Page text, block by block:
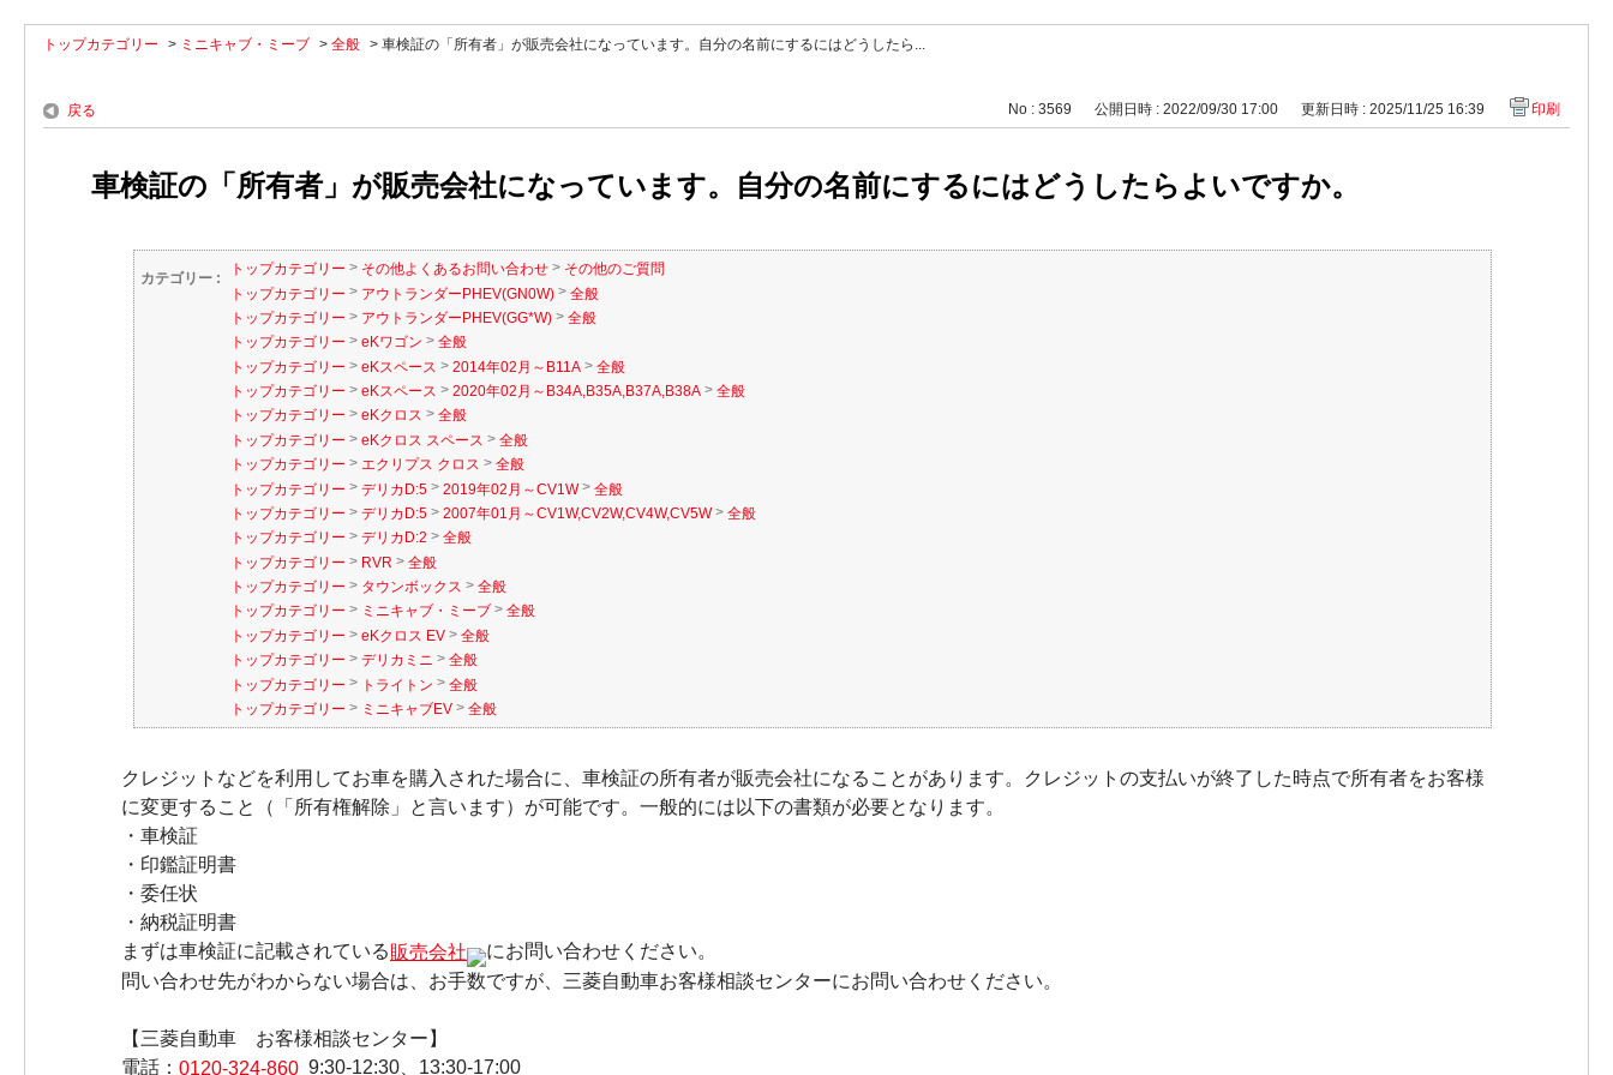
トップカテゴリー > ミニキャブ・ミーブ > 全般 > 車検証の「所有者」が販売会社になっています。自分の名前にするにはどうしたら...
戻る No : 3569 公開日時 : 2022/09/30 17:00 更新日時 : 2025/11/25 16:39 印刷
車検証の「所有者」が販売会社になっています。自分の名前にするにはどうしたらよいですか。
カテゴリー :
トップカテゴリー > その他よくあるお問い合わせ > その他のご質問
トップカテゴリー > アウトランダーPHEV(GN0W) > 全般
トップカテゴリー > アウトランダーPHEV(GG*W) > 全般
トップカテゴリー > eKワゴン > 全般
トップカテゴリー > eKスペース > 2014年02月～B11A > 全般
トップカテゴリー > eKスペース > 2020年02月～B34A,B35A,B37A,B38A > 全般
トップカテゴリー > eKクロス > 全般
トップカテゴリー > eKクロス スペース > 全般
トップカテゴリー > エクリプス クロス > 全般
トップカテゴリー > デリカD:5 > 2019年02月～CV1W> 全般
トップカテゴリー > デリカD:5 > 2007年01月～CV1W,CV2W,CV4W,CV5W> 全般
トップカテゴリー > デリカD:2 > 全般
トップカテゴリー > RVR > 全般
トップカテゴリー > タウンボックス > 全般
トップカテゴリー > ミニキャブ・ミーブ > 全般
トップカテゴリー > eKクロス EV > 全般
トップカテゴリー > デリカミニ > 全般
トップカテゴリー > トライトン > 全般
トップカテゴリー > ミニキャブEV > 全般
クレジットなどを利用してお車を購入された場合に、車検証の所有者が販売会社になることがあります。クレジットの支払いが終了した時点で所有者をお客様
に変更すること（「所有権解除」と言います）が可能です。一般的には以下の書類が必要となります。
・車検証
・印鑑証明書
・委任状
・納税証明書
まずは車検証に記載されている販売会社
にお問い合わせください。
問い合わせ先がわからない場合は、お手数ですが、三菱自動車お客様相談センターにお問い合わせください。
【三菱自動車 お客様相談センター】
電話： 0120-324-860 9:30-12:30、13:30-17:00